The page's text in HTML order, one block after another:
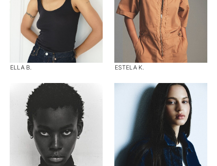
ELLA B. ESTELA K.